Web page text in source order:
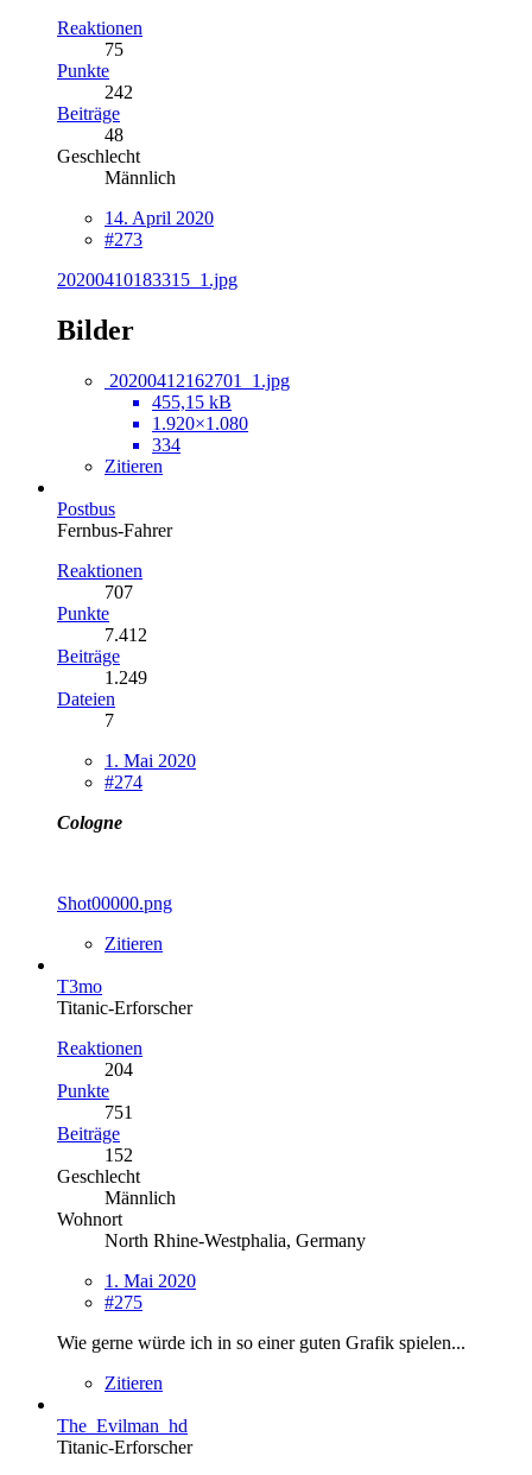
Reaktionen
75
Punkte
242
Beiträge
48
Geschlecht
Männlich
14. April 2020
#273
20200410183315_1.jpg
Bilder
20200412162701_1.jpg
455,15 kB
1.920×1.080
334
Zitieren
Postbus
Fernbus-Fahrer
Reaktionen
707
Punkte
7.412
Beiträge
1.249
Dateien
7
1. Mai 2020
#274
Cologne
Shot00000.png
Zitieren
T3mo
Titanic-Erforscher
Reaktionen
204
Punkte
751
Beiträge
152
Geschlecht
Männlich
Wohnort
North Rhine-Westphalia, Germany
1. Mai 2020
#275
Wie gerne würde ich in so einer guten Grafik spielen...
Zitieren
The_Evilman_hd
Titanic-Erforscher